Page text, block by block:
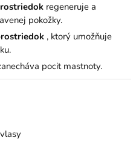
regeneruje a
pokožky.
, ktorý umožňuje
pocit mastnoty.